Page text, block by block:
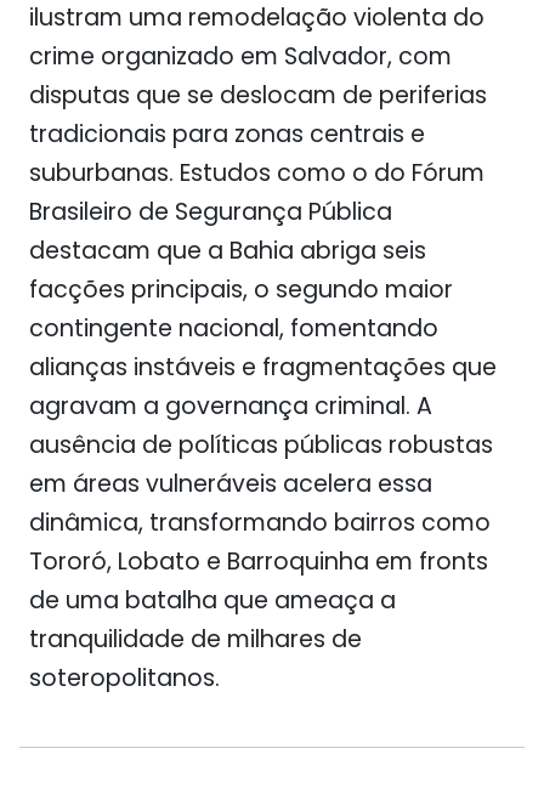
ilustram uma remodelação violenta do
crime organizado em Salvador, com
disputas que se deslocam de periferias
tradicionais para zonas centrais e
suburbanas. Estudos como o do Fórum
Brasileiro de Segurança Pública
destacam que a Bahia abriga seis
facções principais, o segundo maior
contingente nacional, fomentando
alianças instáveis e fragmentações que
agravam a governança criminal. A
ausência de políticas públicas robustas
em áreas vulneráveis acelera essa
dinâmica, transformando bairros como
Tororó, Lobato e Barroquinha em fronts
de uma batalha que ameaça a
tranquilidade de milhares de
soteropolitanos.